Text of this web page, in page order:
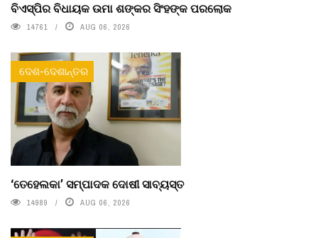
ବିଏସ୍‌ପିର ବିଧାୟକ ଉମା ଶଙ୍କର ସିଂହଙ୍କ ପରଲୋକ
14761 AUG 06, 2026
ଦେଶ-ଦେଶାନ୍ତର
‘ତେହେଲକା’ ସମ୍ପାଦକ ଦୋଷୀ ସାବ୍ୟସ୍ତ
14989 AUG 06, 2026